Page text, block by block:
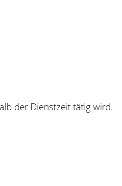
der Dienstzeit tätig wird.